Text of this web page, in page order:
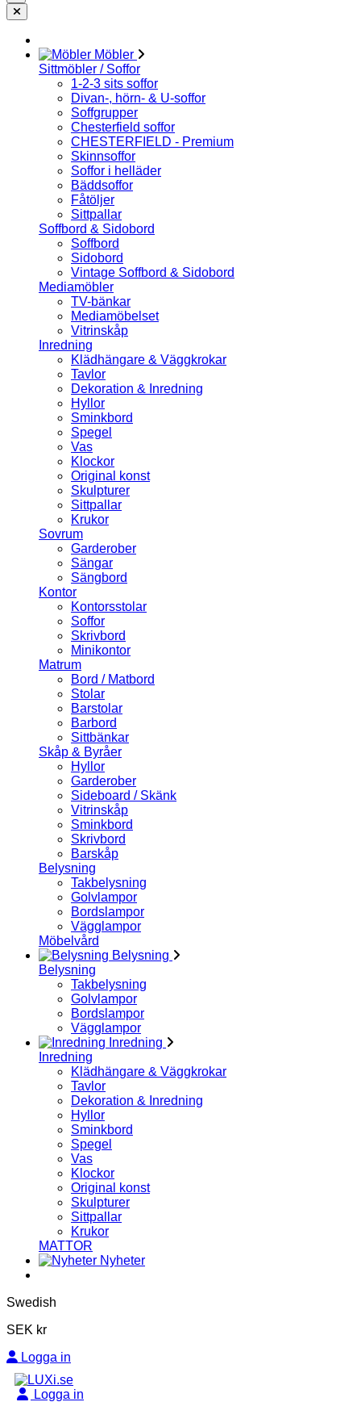
Möbler
Sittmöbler / Soffor
1-2-3 sits soffor
Divan-, hörn- & U-soffor
Soffgrupper
Chesterfield soffor
CHESTERFIELD - Premium
Skinnsoffor
Soffor i helläder
Bäddsoffor
Fåtöljer
Sittpallar
Soffbord & Sidobord
Soffbord
Sidobord
Vintage Soffbord & Sidobord
Mediamöbler
TV-bänkar
Mediamöbelset
Vitrinskåp
Inredning
Klädhängare & Väggkrokar
Tavlor
Dekoration & Inredning
Hyllor
Sminkbord
Spegel
Vas
Klockor
Original konst
Skulpturer
Sittpallar
Krukor
Sovrum
Garderober
Sängar
Sängbord
Kontor
Kontorsstolar
Soffor
Skrivbord
Minikontor
Matrum
Bord / Matbord
Stolar
Barstolar
Barbord
Sittbänkar
Skåp & Byråer
Hyllor
Garderober
Sideboard / Skänk
Vitrinskåp
Sminkbord
Skrivbord
Barskåp
Belysning
Takbelysning
Golvlampor
Bordslampor
Vägglampor
Möbelvård
Belysning
Belysning
Takbelysning
Golvlampor
Bordslampor
Vägglampor
Inredning
Inredning
Klädhängare & Väggkrokar
Tavlor
Dekoration & Inredning
Hyllor
Sminkbord
Spegel
Vas
Klockor
Original konst
Skulpturer
Sittpallar
Krukor
MATTOR
Nyheter
Swedish
SEK kr
Logga in
Logga in